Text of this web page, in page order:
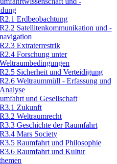
R2.1 Erdbeobachtung
R2.2 Satellitenkommunikation und -
navigation
R2.3 Extraterrestrik
R2.4 Forschung unter
Weltraumbedingungen
R2.5 Sicherheit und Verteidigung
R2.6 Weltraummüll - Erfassung und
Analyse
und Gesellschaft
R3.1 Zukunft
R3.2 Weltraumrecht
R3.3 Geschichte der Raumfahrt
R3.4 Mars Society
R3.5 Raumfahrt und Philosophie
R3.6 Raumfahrt und Kultur